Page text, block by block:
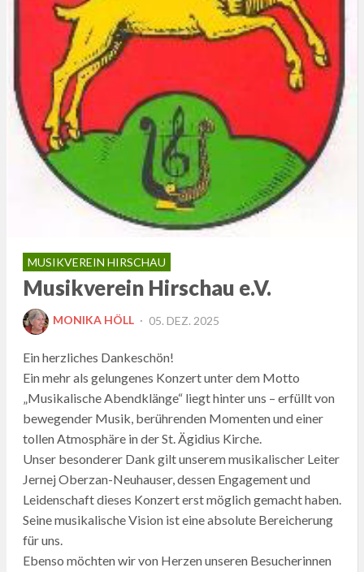
MUSIKVEREIN HIRSCHAU
Musikverein Hirschau e.V.
MONIKA HÖLL
POSTED
05. DEZ. 2025
Ein herzliches Dankeschön!
Ein mehr als gelungenes Konzert unter dem Motto
„Musikalische Abendklänge“ liegt hinter uns – erfüllt von
bewegender Musik, berührenden Momenten und einer
tollen Atmosphäre in der St. Ägidius Kirche.
Unser besonderer Dank gilt unserem musikalischer Leiter
Jernej Oberzan-Neuhauser, dessen Engagement und
Leidenschaft dieses Konzert erst möglich gemacht haben.
Seine musikalische Vision ist eine absolute Bereicherung
für uns.
Ebenso möchten wir von Herzen unseren Besucherinnen